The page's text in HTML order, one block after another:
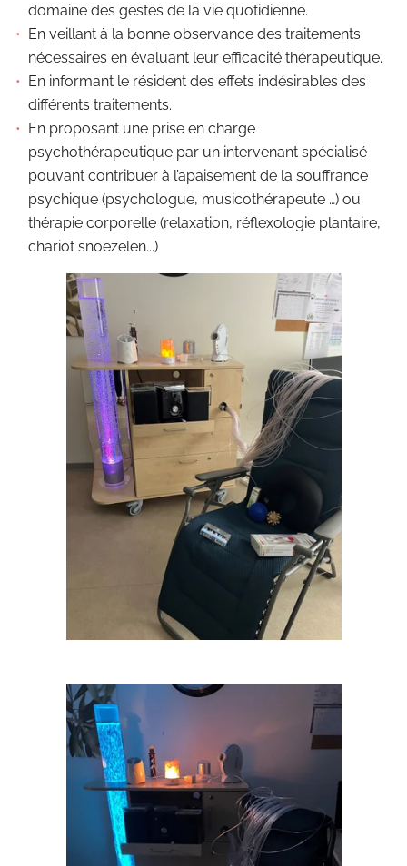
domaine des gestes de la vie quotidienne.
En veillant à la bonne observance des traitements
nécessaires en évaluant leur efficacité thérapeutique.
En informant le résident des effets indésirables des
différents traitements.
En proposant une prise en charge
psychothérapeutique par un intervenant spécialisé
pouvant contribuer à l’apaisement de la souffrance
psychique (psychologue, musicothérapeute …) ou
thérapie corporelle (relaxation, réflexologie plantaire,
chariot snoezelen...)